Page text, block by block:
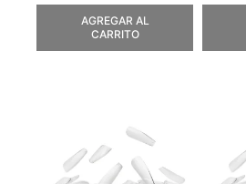
AGREGAR AL
CARRITO